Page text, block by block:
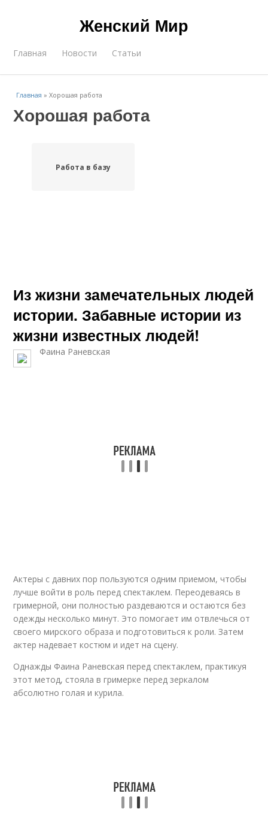
Женский Мир
Главная Новости Статьи
Главная »Хорошая работа
Хорошая работа
Работа в базу
Из жизни замечательных людей
истории. Забавные истории из
жизни известных людей!
Фаина Раневская
Актеры с давних пор пользуются одним приемом, чтобы
лучше войти в роль перед спектаклем. Переодеваясь в
гримерной, они полностью раздеваются и остаются без
одежды несколько минут. Это помогает им отвлечься от
своего мирского образа и подготовиться к роли. Затем
актер надевает костюм и идет на сцену.
Однажды Фаина Раневская перед спектаклем, практикуя
этот метод, стояла в гримерке перед зеркалом
абсолютно голая и курила.